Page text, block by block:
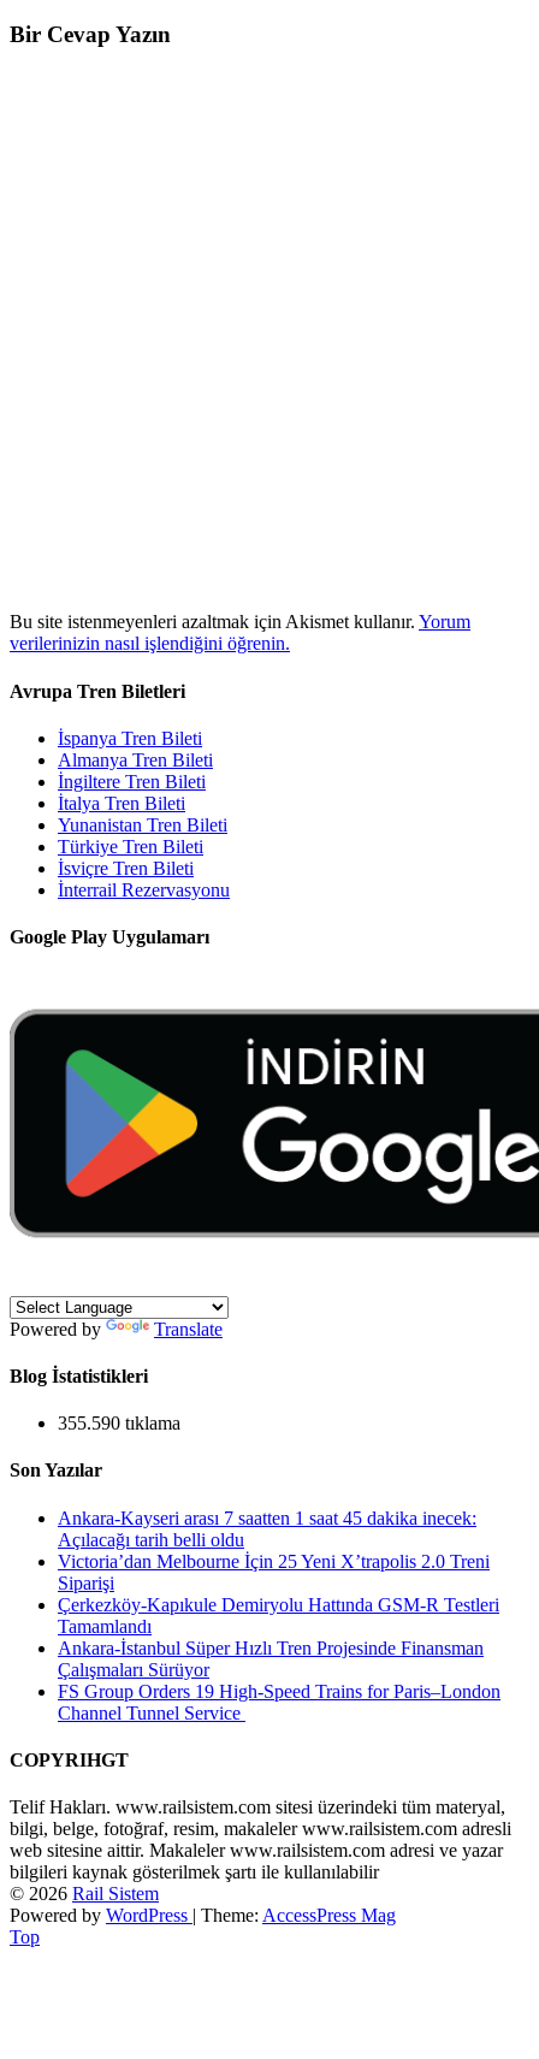
Bir Cevap Yazın
Bu site istenmeyenleri azaltmak için Akismet kullanır. Yorum
verilerinizin nasıl işlendiğini öğrenin.
Avrupa Tren Biletleri
İspanya Tren Bileti
Almanya Tren Bileti
İngiltere Tren Bileti
İtalya Tren Bileti
Yunanistan Tren Bileti
Türkiye Tren Bileti
İsviçre Tren Bileti
İnterrail Rezervasyonu
Google Play Uygulamarı
Powered by Translate
Blog İstatistikleri
355.590 tıklama
Son Yazılar
Ankara-Kayseri arası 7 saatten 1 saat 45 dakika inecek:
Açılacağı tarih belli oldu
Victoria’dan Melbourne İçin 25 Yeni X’trapolis 2.0 Treni
Siparişi
Çerkezköy-Kapıkule Demiryolu Hattında GSM-R Testleri
Tamamlandı
Ankara-İstanbul Süper Hızlı Tren Projesinde Finansman
Çalışmaları Sürüyor
FS Group Orders 19 High-Speed Trains for Paris–London
Channel Tunnel Service
COPYRIHGT
Telif Hakları. www.railsistem.com sitesi üzerindeki tüm materyal,
bilgi, belge, fotoğraf, resim, makaleler www.railsistem.com adresli
web sitesine aittir. Makaleler www.railsistem.com adresi ve yazar
bilgileri kaynak gösterilmek şartı ile kullanılabilir
© 2026 Rail Sistem
Powered by WordPress | Theme: AccessPress Mag
Top